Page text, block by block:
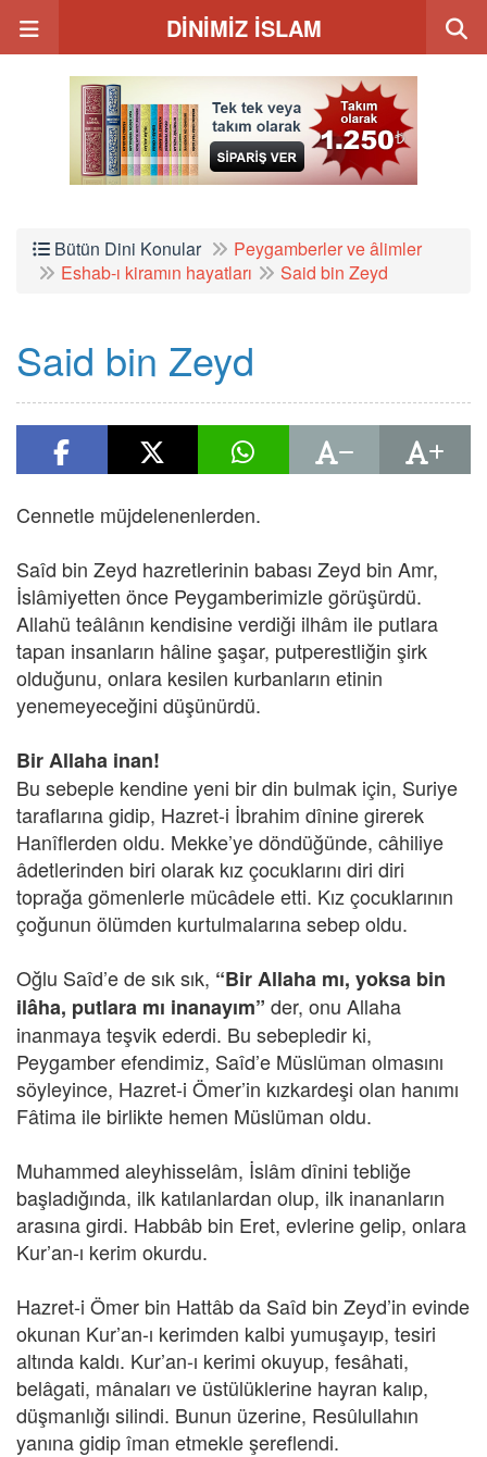
DİNİMİZ İSLAM
Bütün Dini Konular
Peygamberler ve âlimler
Eshab-ı kiramın hayatları
Said bin Zeyd
Said bin Zeyd
Cennetle müjdelenenlerden.
Saîd bin Zeyd hazretlerinin babası Zeyd bin Amr,
İslâmiyetten önce Peygamberimizle görüşürdü.
Allahü teâlânın kendisine verdiği ilhâm ile putlara
tapan insanların hâline şaşar, putperestliğin şirk
olduğunu, onlara kesilen kurbanların etinin
yenemeyeceğini düşünürdü.
Bir Allaha inan!
Bu sebeple kendine yeni bir din bulmak için, Suriye
taraflarına gidip, Hazret-i İbrahim dînine girerek
Hanîflerden oldu. Mekke’ye döndüğünde, câhiliye
âdetlerinden biri olarak kız çocuklarını diri diri
toprağa gömenlerle mücâdele etti. Kız çocuklarının
çoğunun ölümden kurtulmalarına sebep oldu.
Oğlu Saîd’e de sık sık, “Bir Allaha mı, yoksa bin
ilâha, putlara mı inanayım” der, onu Allaha
inanmaya teşvik ederdi. Bu sebepledir ki,
Peygamber efendimiz, Saîd’e Müslüman olmasını
söyleyince, Hazret-i Ömer’in kızkardeşi olan hanımı
Fâtima ile birlikte hemen Müslüman oldu.
Muhammed aleyhisselâm, İslâm dînini tebliğe
başladığında, ilk katılanlardan olup, ilk inananların
arasına girdi. Habbâb bin Eret, evlerine gelip, onlara
Kur’an-ı kerim okurdu.
Hazret-i Ömer bin Hattâb da Saîd bin Zeyd’in evinde
okunan Kur’an-ı kerimden kalbi yumuşayıp, tesiri
altında kaldı. Kur’an-ı kerimi okuyup, fesâhati,
belâgati, mânaları ve üstülüklerine hayran kalıp,
düşmanlığı silindi. Bunun üzerine, Resûlullahın
yanına gidip îman etmekle şereflendi.